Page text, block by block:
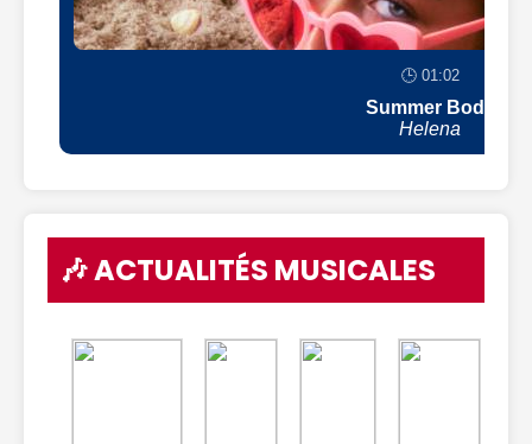
🕒 01:02
Summer Body
Helena
🎶 ACTUALITÉS MUSICALES